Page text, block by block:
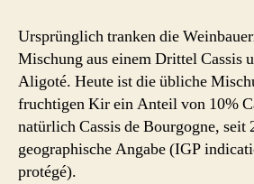
Ursprünglich tranken die
Mischung aus einem Drittel Cassis
Aligoté. Heute ist die übliche
fruchtigen Kir ein Anteil von 10%
natürlich Cassis de Bourgogne, seit
geographische Angabe (IGP
protégé).